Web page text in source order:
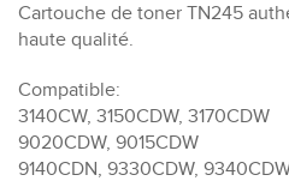
Cartouche de toner TN245
haute qualité.
Compatible:
3140CW, 3150CDW, 3170CDW
9020CDW, 9015CDW
9140CDN, 9330CDW,